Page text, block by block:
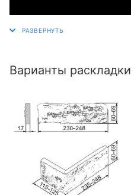
Варианты раскладки